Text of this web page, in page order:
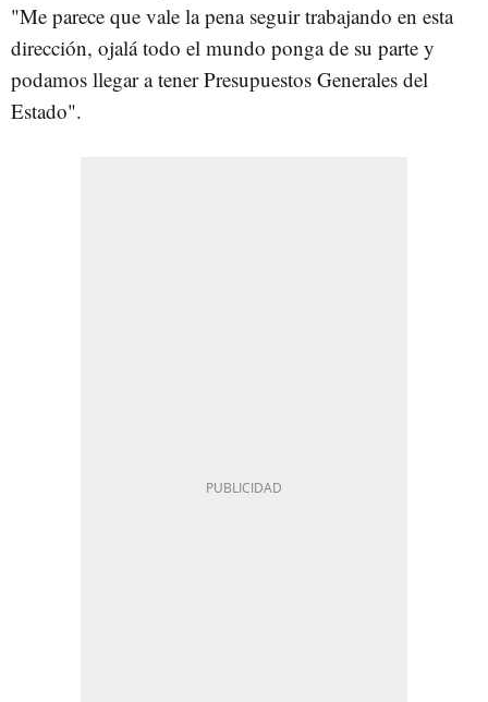
"Me parece que vale la pena seguir trabajando en esta
dirección, ojalá todo el mundo ponga de su parte y
podamos llegar a tener Presupuestos Generales del
Estado".